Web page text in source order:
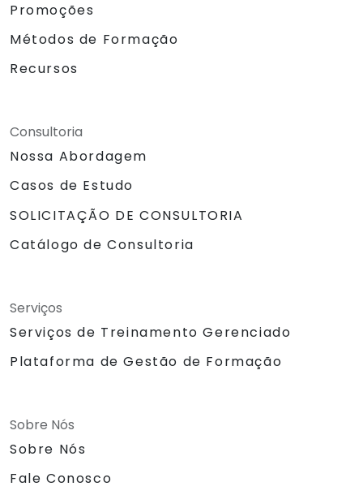
Promoções
Métodos de Formação
Recursos
Consultoria
Nossa Abordagem
Casos de Estudo
SOLICITAÇÃO DE CONSULTORIA
Catálogo de Consultoria
Serviços
Serviços de Treinamento Gerenciado
Plataforma de Gestão de Formação
Sobre Nós
Sobre Nós
Fale Conosco